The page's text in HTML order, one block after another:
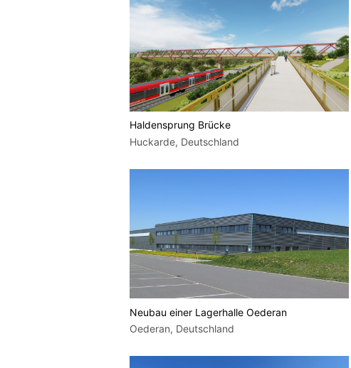
Haldensprung Brücke
Huckarde, Deutschland
Neubau einer Lagerhalle Oederan
Oederan, Deutschland